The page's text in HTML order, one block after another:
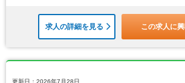
求人の詳細を見る この求人に
更新日：2026年7月28日